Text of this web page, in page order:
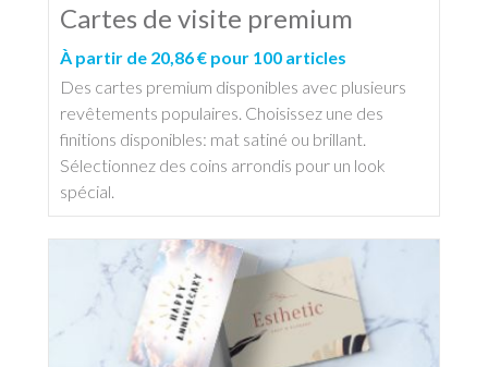
Cartes de visite premium
À partir de 20,86 € pour 100 articles
Des cartes premium disponibles avec plusieurs
revêtements populaires. Choisissez une des
finitions disponibles: mat satiné ou brillant.
Sélectionnez des coins arrondis pour un look
spécial.